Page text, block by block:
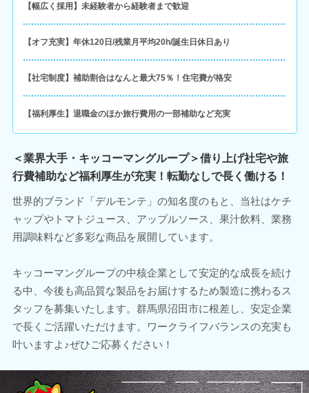
【幅広く採用】未経験者から経験者まで歓迎
【オフ充実】年休120日/残業月平均20h/誕生日休日あり
【社宅制度】補助割合はなんと最大75％！住宅費が格安
【福利厚生】退職金のほか旅行費用の一部補助など充実
＜業界大手・キッコーマングループ＞借り上げ社宅や旅
行費補助など福利厚生が充実！転勤なしで長く働ける！
世界的ブランド「デルモンテ」の知名度のもと、当社はケチ
ャップやトマトジュース、アップルソース、果汁飲料、業務
用調味料など多彩な商品を展開しています。
キッコーマングループの中核企業として安定的な成長を続け
る中、今後も高品質な製品をお届けするため製造に携わるス
タッフを募集いたします。群馬県沼田市に根差し、安定企業
で長くご活躍いただけます。ワークライフバランスの充実も
叶いますよ♪ぜひご応募ください！